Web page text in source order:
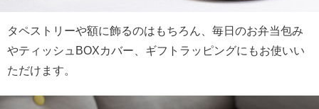
タペストリーや額に飾るのはもちろん、毎日のお弁当包み
やティッシュBOXカバー、ギフトラッピングにもお使いい
ただけます。